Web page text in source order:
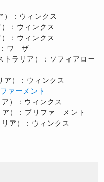
）：ウィンクス
：ウィンクス
：ウィンクス
ワーザー
ラリア）：ソフィアロー
ア）：ウィンクス
ァーメント
）：ウィンクス
）：プリファーメント
ア）：ウィンクス